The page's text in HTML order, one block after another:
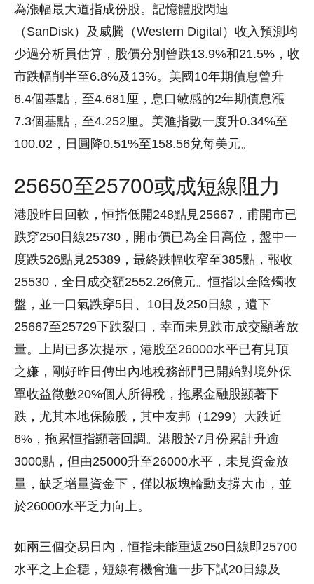
為漲幅最大道指成份股。記憶體股閃迪
（SanDisk）及威騰（Western Digital）收入預測均
少過分析員估算，股價分別曾跌13.9%和21.5%，收
市跌幅削半至6.8%及13%。美國10年期債息曾升
6.4個基點，至4.681厘，息口敏感的2年期債息漲
7.3個基點，至4.252厘。美滙指數一度升0.34%至
100.02，日圓降0.51%至158.56兌每美元。
25650至25700或成短線阻力
港股昨日回軟，恒指低開248點見25667，甫開市已
跌穿250日線25730，開市價已為全日高位，盤中一
度跌526點見25389，最終跌幅收窄至385點，報收
25530，全日成交額2552.26億元。恒指以全陰燭收
盤，並一口氣跌穿5日、10日及250日線，遺下
25667至25729下跌裂口，幸而未見跌市成交顯著放
量。上周已多次提示，港股至26000水平已有見頂
之嫌，剛好昨日傳出內地稅務部門已開始對境外保
單收益徵數20%個人所得稅，拖累金融股顯著下
跌，尤其本地保險股，其中友邦（1299）大跌近
6%，拖累恒指顯著回調。港股於7月份累計升逾
3000點，但由25000升至26000水平，未見資金放
量，缺乏增量資金下，僅以板塊輪動支撐大市，並
於26000水平乏力向上。
如兩三個交易日內，恒指未能重返250日線即25700
水平之上企穩，短線有機會進一步下試20日線及